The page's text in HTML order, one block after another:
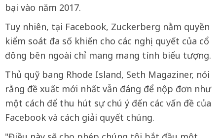
bại vào năm 2017.
Tuy nhiên, tại Facebook, Zuckerberg nằm quyền
kiểm soát đa số khiến cho các nghị quyết của cổ
đông bên ngoài chỉ mang mang tính biểu tượng.
Thủ quỹ bang Rhode Island, Seth Magaziner, nói
rằng đề xuất mới nhất vẫn đáng để nộp đơn như
một cách để thu hút sự chú ý đến các vấn đề của
Facebook và cách giải quyết chúng.